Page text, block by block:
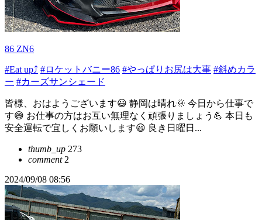
86 ZN6
#Eat up⤴️ #ロケットバニー86 #やっぱりお尻は大事 #斜めカラ
ー #カーズサンシェード
皆様、おはようございます😃 静岡は晴れ🌞 今日から仕事で
す😅 お仕事の方はお互い無理なく頑張りましょう💪 本日も
安全運転で宜しくお願いします😃 良き日曜日...
thumb_up 273
comment2
2024/09/08 08:56